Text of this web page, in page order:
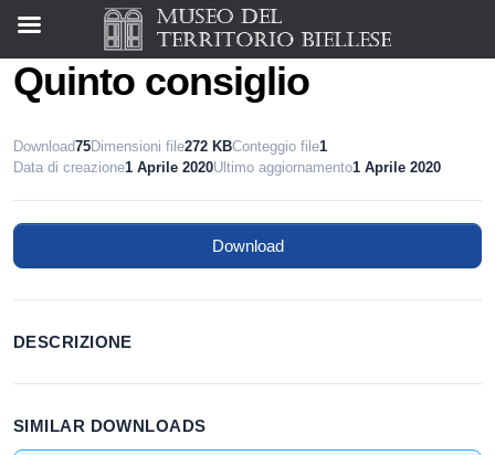
Quinto consiglio
Download75Dimensioni file272 KBConteggio file1
Data di creazione1 Aprile 2020Ultimo aggiornamento1 Aprile 2020
Download
DESCRIZIONE
SIMILAR DOWNLOADS